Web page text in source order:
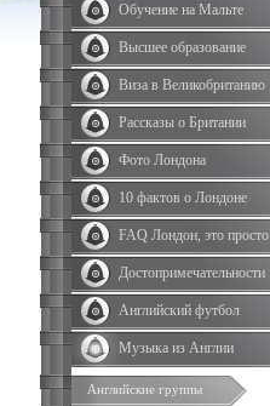
Обучение на Мальте
Высшее образование
Виза в Великобританию
Рассказы о Британии
Фото Лондона
10 фактов о Лондоне
FAQ Лондон, это просто
Достопримечательности
Английский футбол
Музыка из Англии
Английские группы